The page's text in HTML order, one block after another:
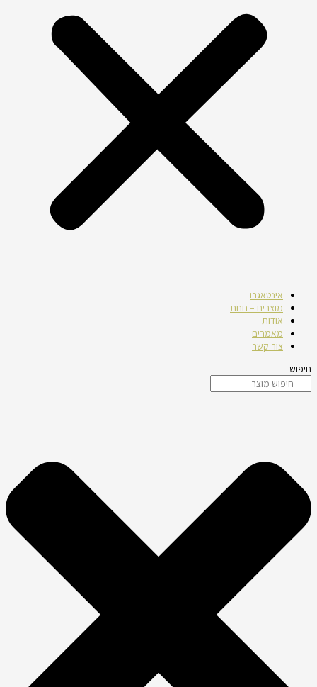
אינטאגרו
מוצרים – חנות
אודות
מאמרים
צור קשר
חיפוש